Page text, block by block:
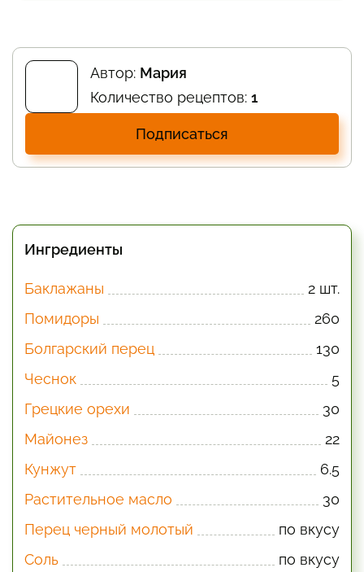
Автор: Мария
Количество рецептов: 1
Подписаться
Ингредиенты
Баклажаны
2 шт.
Помидоры
260
Болгарский перец
130
Чеснок
5
Грецкие орехи
30
Майонез
22
Кунжут
6.5
Растительное масло
30
Перец черный молотый
по вкусу
Соль
по вкусу